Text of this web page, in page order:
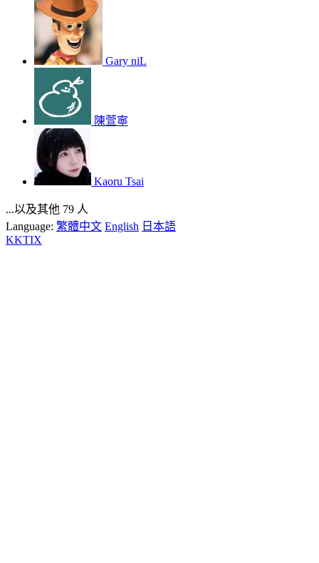
Gary niL
陳萱寧
Kaoru Tsai
...以及其他 79 人
Language: 繁體中文 English 日本語
KKTIX